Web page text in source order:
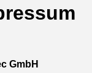
GmbH